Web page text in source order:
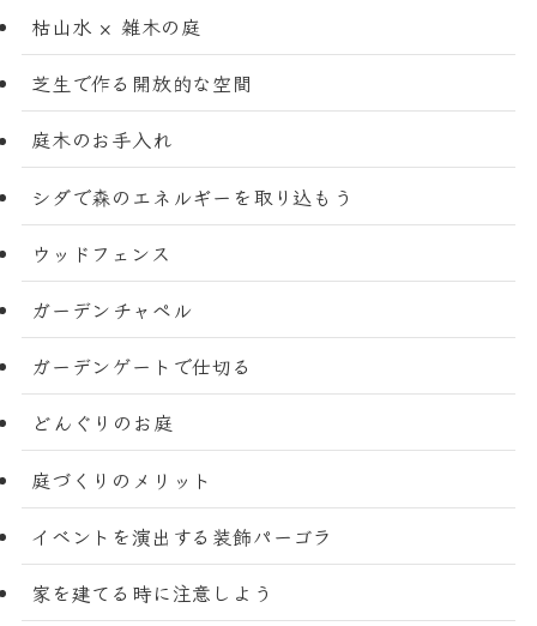
枯山水 × 雑木の庭
芝生で作る開放的な空間
庭木のお手入れ
シダで森のエネルギーを取り込もう
ウッドフェンス
ガーデンチャペル
ガーデンゲートで仕切る
どんぐりのお庭
庭づくりのメリット
イベントを演出する装飾パーゴラ
家を建てる時に注意しよう